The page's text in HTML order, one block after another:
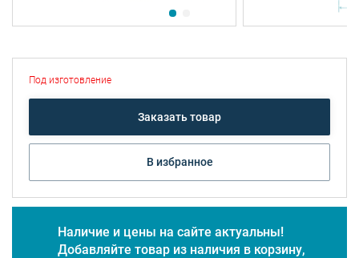
Под изготовление
Заказать товар
В избранное
Наличие и цены на сайте актуальны!
Добавляйте товар из наличия в корзину,